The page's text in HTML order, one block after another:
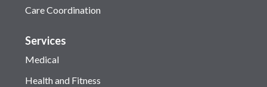
Care Coordination
Services
Medical
Health and Fitness